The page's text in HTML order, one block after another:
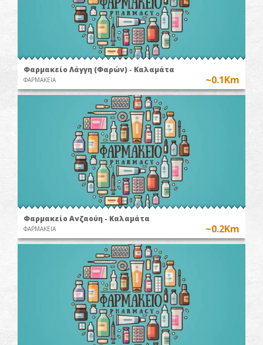
Φαρμακείο Λάγγη (Φαρών) - Καλαμάτα
ΦΑΡΜΑΚΕΙΑ ~0.1Km
Φαρμακείο Ανζαούη - Καλαμάτα
ΦΑΡΜΑΚΕΙΑ ~0.2Km